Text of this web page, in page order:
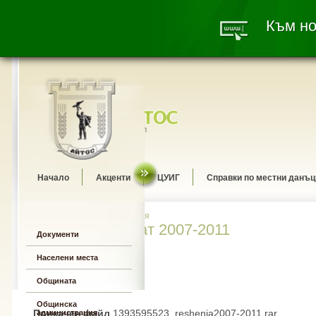
Към
Документи
Населени места
Общината
Общинска
администрация
Начало Акценти ЦУИГ Справки по местни
Общински съвет » Решения
Решения мандат 2007-2011
Прикачен файл 1393595523_reshenia2007-2011.rar